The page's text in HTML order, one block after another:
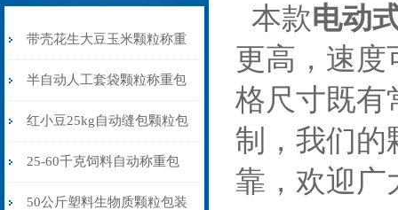
带壳花生大豆玉米颗粒称重
包装秤纯电动价格
半自动人工套袋颗粒称重包
装秤20-60公斤
红小豆25kg自动缝包颗粒包
装秤厂家
25-60千克饲料自动称重包
装秤皮带输送式
50公斤塑料生物质颗粒包装
本款电动
更高，速度
格尺寸既有
制，我们的
靠，欢迎广